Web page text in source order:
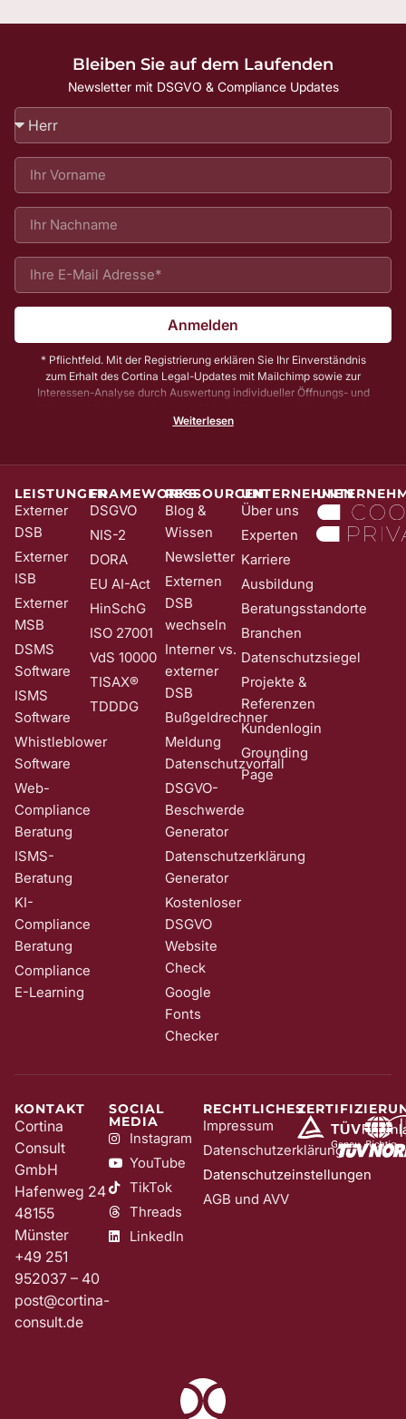
Bleiben Sie auf dem Laufenden
Newsletter mit DSGVO & Compliance Updates
Anmelden
* Pflichtfeld. Mit der Registrierung erklären Sie Ihr Einverständnis
zum Erhalt des Cortina Legal-Updates mit Mailchimp sowie zur
Interessen-Analyse durch Auswertung individueller Öffnungs- und
noch eine E-Mail mit einem Bestätigungs-Link (sog. Double-Opt-In);
Wirkung für die Zukunft und ohne Angabe von Gründen widerrufen;
z. B. durch Klick auf den Abmeldelink am Ende jedes Newsletters.
Nähere Informationen zur Verarbeitung Ihrer Daten finden Sie in
Date​​​​nschutzerklärung .
Weiterlesen
LEISTUNGEN
Externer
DSB
Externer
ISB
Externer
MSB
DSMS
Software
ISMS
Software
Whistleblower
Software
Web-
Compliance
Beratung
ISMS-
Beratung
KI-
Compliance
Beratung
Compliance
E-Learning
FRAMEWORKS
DSGVO
NIS-2
DORA
EU AI-Act
HinSchG
ISO 27001
VdS 10000
TISAX®
TDDDG
RESSOURCEN
Blog &
Wissen
Newsletter
Externen
DSB
wechseln
Interner vs.
externer
DSB
Bußgeldrechner
Meldung
Datenschutzvorfall
DSGVO-
Beschwerde
Generator
Datenschutzerklärung
Generator
Kostenloser
DSGVO
Website
Check
Google
Fonts
Checker
UNTERNEHMEN
Über uns
Experten
Karriere
Ausbildung
Beratungsstandorte
Branchen
Datenschutzsiegel
Projekte &
Referenzen
Kundenlogin
Grounding
Page
KONTAKT
Cortina
Consult
GmbH
Hafenweg 24
48155
Münster
+49 251
952037 – 40
post@cortina-
consult.de
SOCIAL
MEDIA
Instagram
YouTube
TikTok
Threads
LinkedIn
RECHTLICHES
Impressum
Datenschutzerklärung
Datenschutzeinstellungen
AGB und AVV